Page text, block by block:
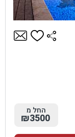
החל מ
₪3500